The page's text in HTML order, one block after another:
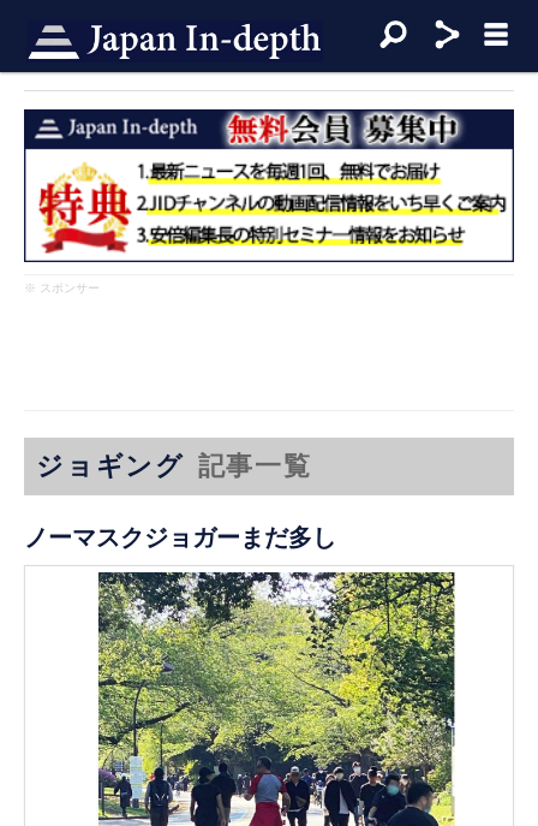
※ スポンサー
ジョギング 記事一覧
ノーマスクジョガーまだ多し